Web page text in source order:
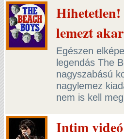
Hihetetlen!
lemezt akar
Egészen
legendás The
nagyszabású
nagylemez
nem is kell
Intim